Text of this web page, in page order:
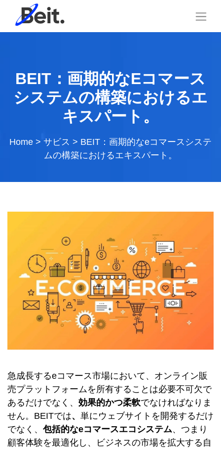
Home > サビス > BEIT：画期的なeコマースシステ
ムの構築におけるエキスパート。
BEIT：画期的なEコマース
システムの構築におけるエ
キスパート。
急成長するeコマース市場において、オンライン販
売プラットフォームを所有することは必要不可欠で
あるだけでなく、 効果的かつ柔軟でなければなりま
せん。BEITでは、 単にウェブサイトを開発するだけ
でなく、 包括的なeコマースエコシステム、つまり
顧客体験を最適化し、ビジネスの市場を拡大する自